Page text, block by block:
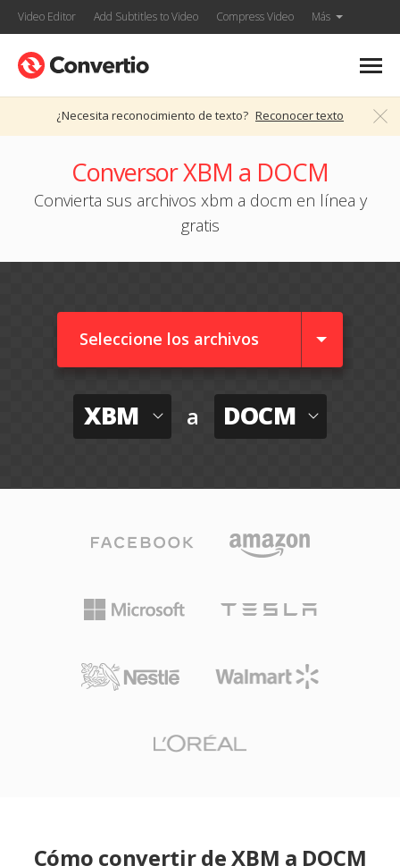
Video Editor Add Subtitles to Video Compress Video Más
¿Necesita reconocimiento de texto? Reconocer texto
Conversor XBM a DOCM
Convierta sus archivos xbm a docm en línea y
gratis
Seleccione los archivos
XBM a DOCM
Cómo convertir de XBM a DOCM